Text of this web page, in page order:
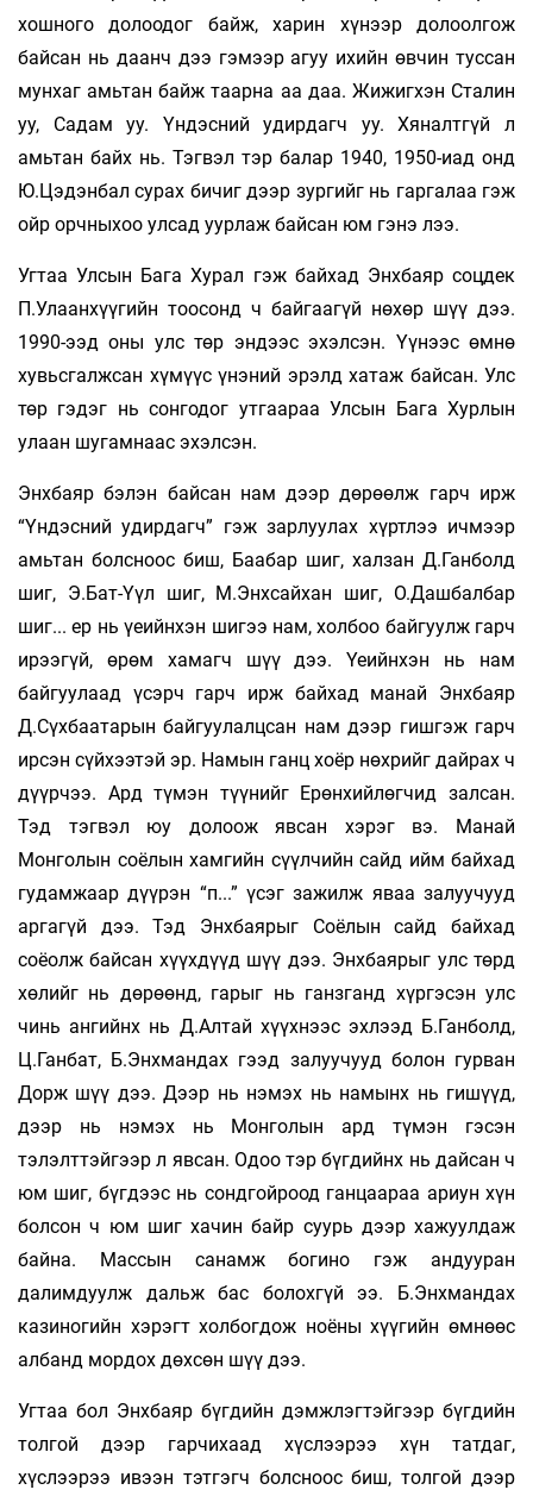
хошного долоодог байж, харин хүнээр долоолгож
байсан нь даанч дээ гэмээр агуу ихийн өвчин туссан
мунхаг амьтан байж таарна аа даа. Жижигхэн Сталин
уу, Садам уу. Үндэсний удирдагч уу. Хяналтгүй л
амьтан байх нь. Тэгвэл тэр балар 1940, 1950-иад онд
Ю.Цэдэнбал сурах бичиг дээр зургийг нь гаргалаа гэж
ойр орчныхоо улсад уурлаж байсан юм гэнэ лээ.
Угтаа Улсын Бага Хурал гэж байхад Энхбаяр соцдек
П.Улаанхүүгийн тоосонд ч байгаагүй нөхөр шүү дээ.
1990-ээд оны улс төр эндээс эхэлсэн. Үүнээс өмнө
хувьсгалжсан хүмүүс үнэний эрэлд хатаж байсан. Улс
төр гэдэг нь сонгодог утгаараа Улсын Бага Хурлын
улаан шугамнаас эхэлсэн.
Энхбаяр бэлэн байсан нам дээр дөрөөлж гарч ирж
“Үндэсний удирдагч” гэж зарлуулах хүртлээ ичмээр
амьтан болсноос биш, Баабар шиг, халзан Д.Ганболд
шиг, Э.Бат-Үүл шиг, М.Энхсайхан шиг, О.Дашбалбар
шиг... ер нь үеийнхэн шигээ нам, холбоо байгуулж гарч
ирээгүй, өрөм хамагч шүү дээ. Үеийнхэн нь нам
байгуулаад үсэрч гарч ирж байхад манай Энхбаяр
Д.Сүхбаатарын байгуулалцсан нам дээр гишгэж гарч
ирсэн сүйхээтэй эр. Намын ганц хоёр нөхрийг дайрах ч
дүүрчээ. Ард түмэн түүнийг Ерөнхийлөгчид залсан.
Тэд тэгвэл юу долоож явсан хэрэг вэ. Манай
Монголын соёлын хамгийн сүүлчийн сайд ийм байхад
гудамжаар дүүрэн “п...” үсэг зажилж яваа залуучууд
аргагүй дээ. Тэд Энхбаярыг Соёлын сайд байхад
соёолж байсан хүүхдүүд шүү дээ. Энхбаярыг улс төрд
хөлийг нь дөрөөнд, гарыг нь ганзганд хүргэсэн улс
чинь ангийнх нь Д.Алтай хүүхнээс эхлээд Б.Ганболд,
Ц.Ганбат, Б.Энхмандах гээд залуучууд болон гурван
Дорж шүү дээ. Дээр нь нэмэх нь намынх нь гишүүд,
дээр нь нэмэх нь Монголын ард түмэн гэсэн
тэлэлттэйгээр л явсан. Одоо тэр бүгдийнх нь дайсан ч
юм шиг, бүгдээс нь сондгойроод ганцаараа ариун хүн
болсон ч юм шиг хачин байр суурь дээр хажуулдаж
байна. Массын санамж богино гэж андууран
далимдуулж дальж бас болохгүй ээ. Б.Энхмандах
казиногийн хэрэгт холбогдож ноёны хүүгийн өмнөөс
албанд мордох дөхсөн шүү дээ.
Угтаа бол Энхбаяр бүгдийн дэмжлэгтэйгээр бүгдийн
толгой дээр гарчихаад хүслээрээ хүн татдаг,
хүслээрээ ивээн тэтгэгч болсноос биш, толгой дээр